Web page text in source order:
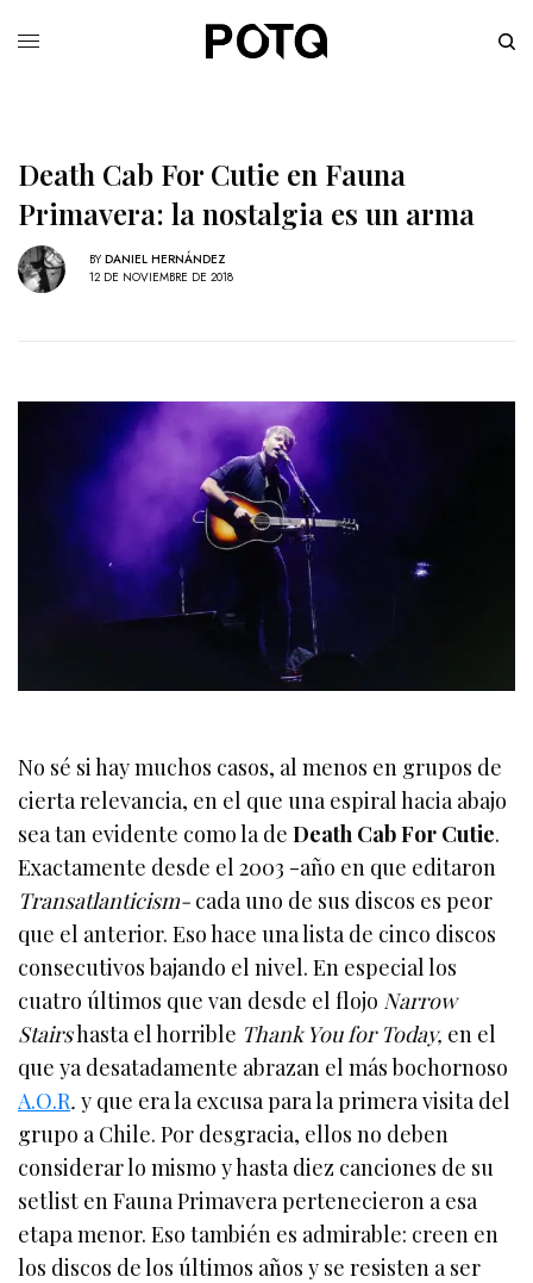
Death Cab For Cutie en Fauna
Primavera: la nostalgia es un arma
BY DANIEL HERNÁNDEZ
12 DE NOVIEMBRE DE 2018
No sé si hay muchos casos, al menos en grupos de
cierta relevancia, en el que una espiral hacia abajo
sea tan evidente como la deDeath Cab For Cutie.
Exactamente desde el 2003 -año en que editaron
Transatlanticism- cada uno de sus discos es peor
que el anterior. Eso hace una lista de cinco discos
consecutivos bajando el nivel. En especial los
cuatro últimos que van desde el flojo Narrow
Stairshasta el horrible Thank You for Today, en el
que ya desatadamente abrazan el más bochornoso
A.O.R. y que era la excusa para la primera visita del
grupo a Chile. Por desgracia, ellos no deben
considerar lo mismo y hasta diez canciones de su
setlist en Fauna Primavera pertenecieron a esa
etapa menor. Eso también es admirable: creen en
los discos de los últimos años y se resisten a ser